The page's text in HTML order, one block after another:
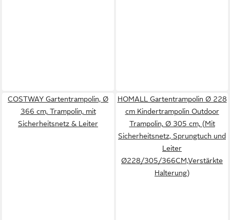
COSTWAY Gartentrampolin, Ø
366 cm, Trampolin, mit
Sicherheitsnetz & Leiter
HOMALL Gartentrampolin Ø 228
cm Kindertrampolin Outdoor
Trampolin, Ø 305 cm, (Mit
Sicherheitsnetz, Sprungtuch und
Leiter
Ø228/305/366CM,Verstärkte
Halterung)